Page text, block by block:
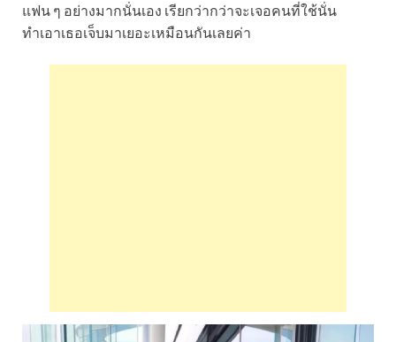
แฟน ๆ อย่างมากนั่นเอง เรียกว่ากว่าจะเจอคนที่ใช้นั่น
ทำเอาเธอเจ็บมาเยอะเหมือนกันเลยค่า